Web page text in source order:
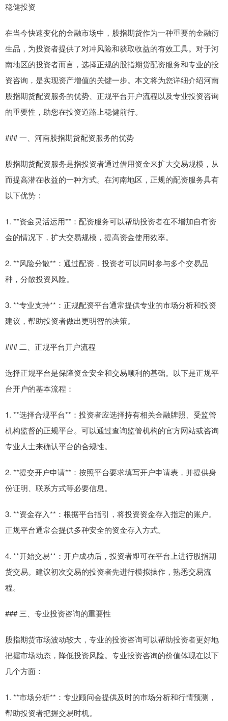
稳健投资
在当今快速变化的金融市场中，股指期货作为一种重要的金融衍
生品，为投资者提供了对冲风险和获取收益的有效工具。对于河
南地区的投资者而言，选择正规的股指期货配资服务和专业的投
资咨询，是实现资产增值的关键一步。本文将为您详细介绍河南
股指期货配资服务的优势、正规平台开户流程以及专业投资咨询
的重要性，助您在投资道路上稳健前行。
### 一、河南股指期货配资服务的优势
股指期货配资服务是指投资者通过借用资金来扩大交易规模，从
而提高潜在收益的一种方式。在河南地区，正规的配资服务具有
以下优势：
1. **资金灵活运用**：配资服务可以帮助投资者在不增加自有资
金的情况下，扩大交易规模，提高资金使用效率。
2. **风险分散**：通过配资，投资者可以同时参与多个交易品
种，分散投资风险。
3. **专业支持**：正规配资平台通常提供专业的市场分析和投资
建议，帮助投资者做出更明智的决策。
### 二、正规平台开户流程
选择正规平台是保障资金安全和交易顺利的基础。以下是正规平
台开户的基本流程：
1. **选择合规平台**：投资者应选择持有相关金融牌照、受监管
机构监督的正规平台。可以通过查询监管机构的官方网站或咨询
专业人士来确认平台的合规性。
2. **提交开户申请**：按照平台要求填写开户申请表，并提供身
份证明、联系方式等必要信息。
3. **资金存入**：根据平台指引，将投资资金存入指定的账户。
正规平台通常会提供多种安全的资金存入方式。
4. **开始交易**：开户成功后，投资者即可在平台上进行股指期
货交易。建议初次交易的投资者先进行模拟操作，熟悉交易流
程。
### 三、专业投资咨询的重要性
股指期货市场波动较大，专业的投资咨询可以帮助投资者更好地
把握市场动态，降低投资风险。专业投资咨询的价值体现在以下
几个方面：
1. **市场分析**：专业顾问会提供及时的市场分析和行情预测，
帮助投资者把握交易时机。